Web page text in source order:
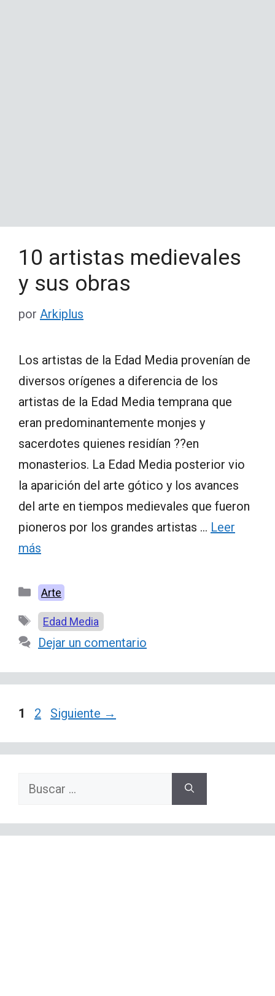
10 artistas medievales
y sus obras
por Arkiplus
Los artistas de la Edad Media provenían de
diversos orígenes a diferencia de los
artistas de la Edad Media temprana que
eran predominantemente monjes y
sacerdotes quienes residían ??en
monasterios. La Edad Media posterior vio
la aparición del arte gótico y los avances
del arte en tiempos medievales que fueron
pioneros por los grandes artistas … Leer
más
Categorías
Arte
Etiquetas
Edad Media
Dejar un comentario
Página
1 Página
2 Siguiente →
Buscar: